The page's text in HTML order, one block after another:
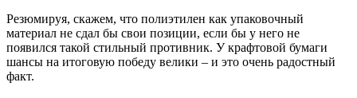
Резюмируя, скажем, что полиэтилен как упаковочный
материал не сдал бы свои позиции, если бы у него не
появился такой стильный противник. У крафтовой бумаги
шансы на итоговую победу велики – и это очень радостный
факт.